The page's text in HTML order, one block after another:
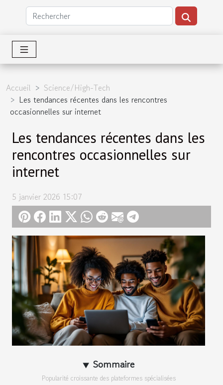
Accueil
Science/High-Tech
Les tendances récentes dans les rencontres
occasionnelles sur internet
Les tendances récentes dans les
rencontres occasionnelles sur
internet
5 janvier 2026 15:07
Sommaire
Popularité croissante des plateformes spécialisées